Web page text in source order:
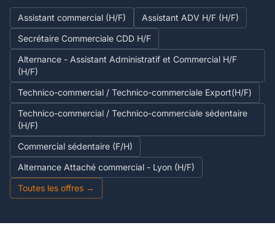
Assistant commercial (H/F)
Assistant ADV H/F (H/F)
Secrétaire Commerciale CDD H/F
Alternance - Assistant Administratif et Commercial H/F
(H/F)
Technico-commercial / Technico-commerciale Export(H/F)
Technico-commercial / Technico-commerciale sédentaire
(H/F)
Commercial sédentaire (F/H)
Alternance Attaché commercial - Lyon (H/F)
Toutes les offres →